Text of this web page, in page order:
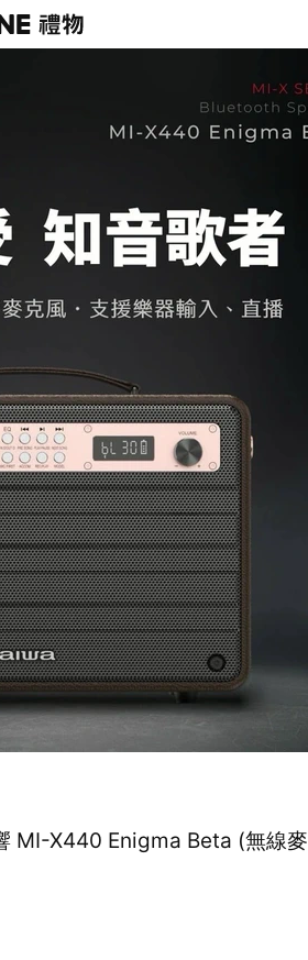
MI-X440 Enigma Beta (無線